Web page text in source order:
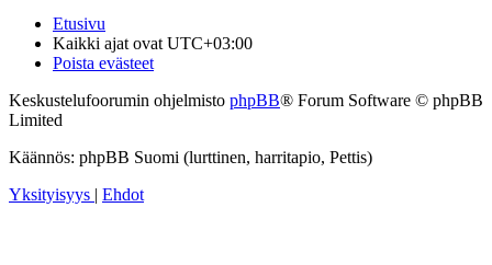
Etusivu
Kaikki ajat ovat UTC+03:00
Poista evästeet
Keskustelufoorumin ohjelmisto phpBB® Forum Software © phpBB
Limited
Käännös: phpBB Suomi (lurttinen, harritapio, Pettis)
Yksityisyys | Ehdot